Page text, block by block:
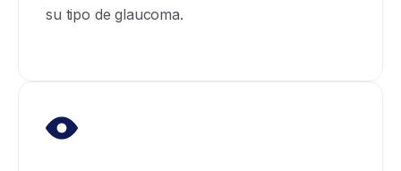
su tipo de glaucoma.